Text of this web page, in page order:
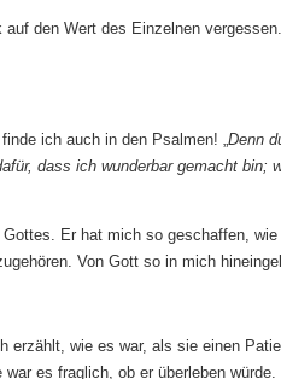
den Wert des Einzelnen vergessen.
ich auch in den Psalmen! „ Denn
dass ich wunderbar gemacht bin;
Er hat mich so geschaffen,
Von Gott so in mich
erzählt, wie es war, als sie einen
es fraglich, ob er überleben